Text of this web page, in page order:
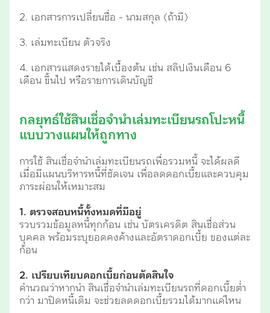
2. เอกสารการเปลี่ยนชื่อ - นามสกุล (ถ้ามี)
3. เล่มทะเบียน ตัวจริง
4. เอกสารแสดงรายได้เบื้องต้น เช่น สลิปเงินเดือน 6
เดือน ขึ้นไป หรือรายการเดินบัญชี
กลยุทธ์ใช้สินเชื่อจำนำเล่มทะเบียนรถโปะหนี้
แบบวางแผนให้ถูกทาง
การใช้ สินเชื่อจำนำเล่มทะเบียนรถเพื่อรวมหนี้ จะได้ผลดี
เมื่อมีแผนบริหารหนี้ที่ชัดเจน เพื่อลดดอกเบี้ยและควบคุม
ภาระผ่อนให้เหมาะสม
1. ตรวจสอบหนี้ทั้งหมดที่มีอยู่
รวบรวมข้อมูลหนี้ทุกก้อน เช่น บัตรเครดิต สินเชื่อส่วน
บุคคล พร้อมระบุยอดคงค้างและอัตราดอกเบี้ย ของแต่ละ
ก้อน
2. เปรียบเทียบดอกเบี้ยก่อนตัดสินใจ
คำนวณว่าหากนำ สินเชื่อจำนำเล่มทะเบียนรถที่ดอกเบี้ยต่ำ
กว่า มาปิดหนี้เดิม จะช่วยลดดอกเบี้ยรวมได้มากแค่ไหน